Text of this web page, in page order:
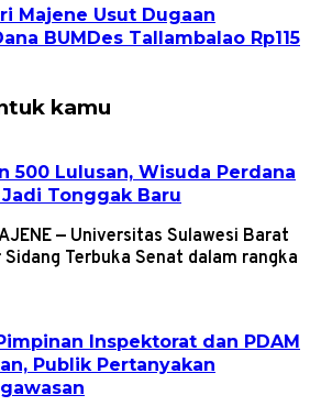
Majene Usut Dugaan
BUMDes Tallambalao Rp115
kamu
500 Lulusan, Wisuda Perdana
Tonggak Baru
— Universitas Sulawesi Barat
Terbuka Senat dalam rangka
Inspektorat dan PDAM
Publik Pertanyakan